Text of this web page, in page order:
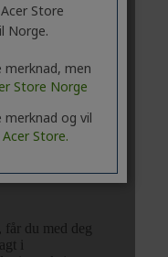
Store
Norge.
merknad, men
Store Norge
merknad og vil
Store.